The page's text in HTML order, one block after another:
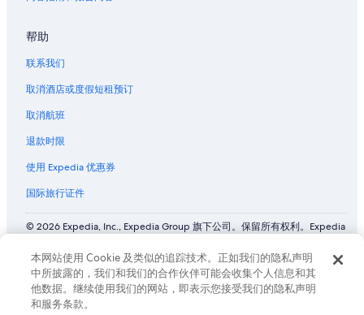
帮助
联系我们
取消酒店或度假短租预订
取消航班
退款时限
使用 Expedia 优惠券
国际旅行证件
© 2026 Expedia, Inc., Expedia Group 旗下公司。保留所有权利。Expedia
标。 CST# 2029030-50.
本网站使用 Cookie 及类似的追踪技术。正如我们的隐私声明
中所披露的，我们和我们的合作伙伴可能会收集个人信息和其
他数据。继续使用我们的网站，即表示您接受我们的隐私声明
和服务条款。